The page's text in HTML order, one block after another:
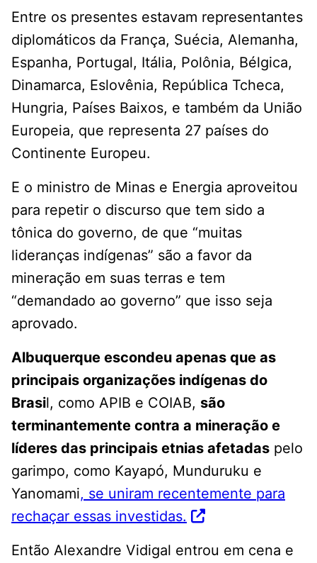
Entre os presentes estavam representantes
diplomáticos da França, Suécia, Alemanha,
Espanha, Portugal, Itália, Polônia, Bélgica,
Dinamarca, Eslovênia, República Tcheca,
Hungria, Países Baixos, e também da União
Europeia, que representa 27 países do
Continente Europeu.
E o ministro de Minas e Energia aproveitou
para repetir o discurso que tem sido a
tônica do governo, de que “muitas
lideranças indígenas” são a favor da
mineração em suas terras e tem
“demandado ao governo” que isso seja
aprovado.
Albuquerque escondeu apenas que as
principais organizações indígenas do
Brasil, como APIB e COIAB, são
terminantemente contra a mineração e
líderes das principais etnias afetadas pelo
garimpo, como Kayapó, Munduruku e
Yanomami, se uniram recentemente para
rechaçar essas investidas.
Então Alexandre Vidigal entrou em cena e